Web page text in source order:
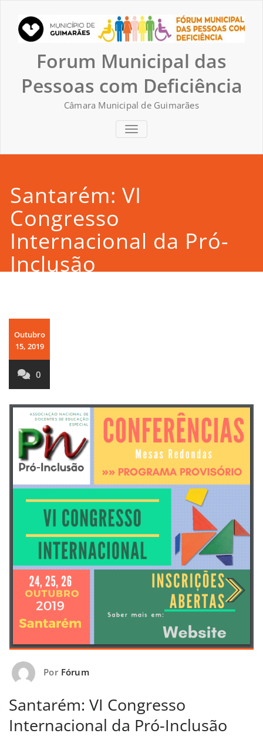
content
Forum Municipal das
Pessoas com Deficiência
Câmara Municipal de Guimarães
TOGGLE NAVIGATION
Santarém: VI
Congresso
Internacional da Pró-
Inclusão
Outubro
15, 2019
0
Por Fórum
Santarém: VI Congresso
Internacional da Pró-Inclusão